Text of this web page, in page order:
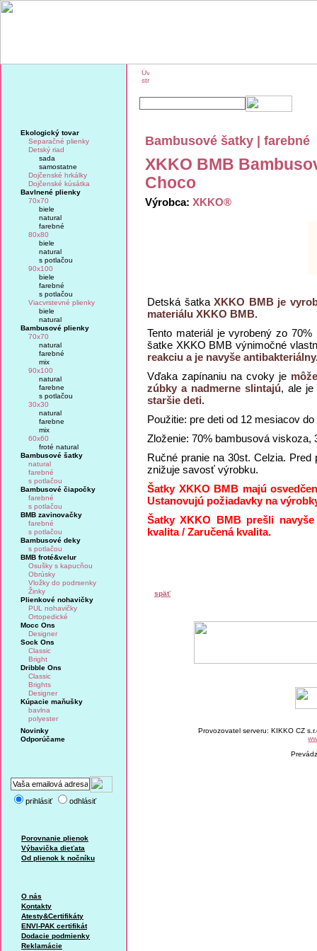
Ekologický tovar
Separačné plienky
Detský riad
sada
samostatne
Dojčenské hrkálky
Dojčenské kúsátka
Bavlnené plienky
70x70
biele
natural
farebné
80x80
biele
natural
s potlačou
90x100
biele
farebné
s potlačou
Viacvrstevné plienky
biele
natural
Bambusové plienky
70x70
natural
farebné
mix
90x100
natural
farebne
s potlačou
30x30
natural
farebne
mix
60x60
froté natural
Bambusové šatky
natural
farebné
s potlačou
Bambusové čiapočky
farebné
s potlačou
BMB zavinovačky
farebné
s potlačou
Bambusové deky
s potlačou
BMB froté&velur
Osušky s kapucňou
Obrúsky
Vložky do podrsenky
Žinky
Plienkové nohavičky
PUL nohavičky
Ortopedické
Mocc Ons
Designer
Sock Ons
Classic
Bright
Dribble Ons
Classic
Brights
Designer
Kúpacie maňušky
bavlna
polyester
Novinky
Odporúčame
prihlásiť odhlásiť
Porovnanie plienok
Výbavička dieťata
Od plienok k nočníku
O nás
Kontakty
Atesty&Certifikáty
ENVI-PAK certifikát
Dodacie podmienky
Reklamácie
Bambusové šatky | farebné
XKKO BMB
Choco
Výrobca: XKKO®
Detská šatkaXKKO BMB je
materiálu XKKO BMB.
Tento materiál je vyrobený zo
šatke XKKO BMB výnimočné
reakciu a je navyše
Vďaka zapínaniu na cvoky je
zúbky a nadmerne slintajú, ale je
staršie deti.
Použitie: pre deti od 12 mesiacov
Zloženie: 70% bambusová viskoza,
Ručné pranie na 30st. Celzia.
znižuje savosť výrobku.
Šatky XKKO BMB majú
Ustanovujú požiadavky na
Šatky XKKO BMB prešli
kvalita / Zaručená kvalita.
späť
Provozovatel serveru: KIKKO CZ